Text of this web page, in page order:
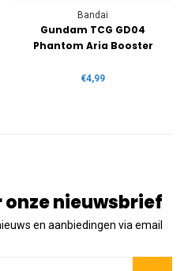
Bandai
Gundam TCG GD04
Phantom Aria Booster
€4,99
onze nieuwsbrief
en aanbiedingen via email